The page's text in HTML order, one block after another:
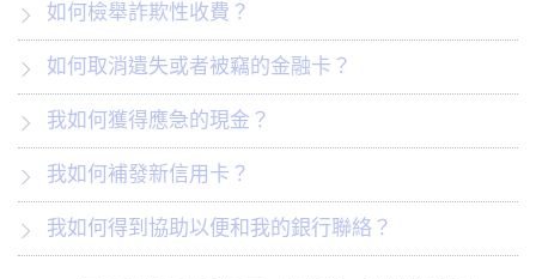
如何檢舉詐欺性收費？
如何取消遺失或者被竊的金融卡？
我如何獲得應急的現金？
我如何補發新信用卡？
我如何得到協助以便和我的銀行聯絡？